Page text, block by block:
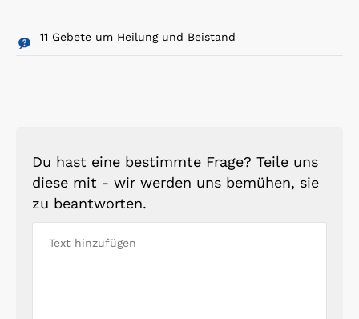
11 Gebete um Heilung und Beistand
Du hast eine bestimmte Frage? Teile uns
diese mit - wir werden uns bemühen, sie
zu beantworten.